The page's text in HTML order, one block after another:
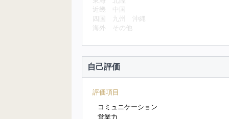
近畿
中国
四国
九州
沖縄
海外
その他
自己評価
評価項目
コミュニケーション
営業力